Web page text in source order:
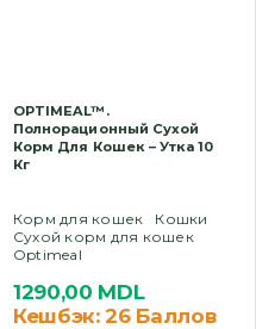
OPTIMEAL™.
Полнорационный Сухой
Корм Для Кошек – Утка 10
Кг
Корм для кошек
Кошки
Сухой корм для кошек
Optimeal
1290,00 MDL
Кешбэк:26 Баллов